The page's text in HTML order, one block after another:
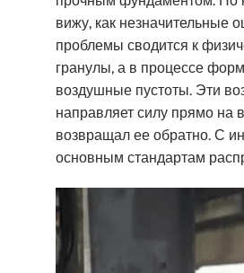
вижу, как незначительные
проблемы сводится к
гранулы, а в процессе
воздушные пустоты. Эти
направляет силу прямо на
возвращал ее обратно. С
основным стандартам